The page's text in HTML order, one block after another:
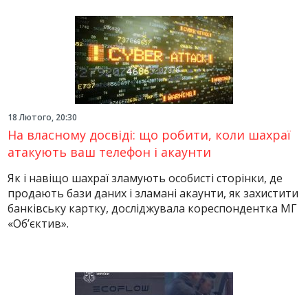
18 Лютого, 20:30
На власному досвіді: що робити, коли шахраї
атакують ваш телефон і акаунти
Як і навіщо шахраї зламують особисті сторінки, де
продають бази даних і зламані акаунти, як захистити
банківську картку, досліджувала кореспондентка МГ
«Об’єктив».